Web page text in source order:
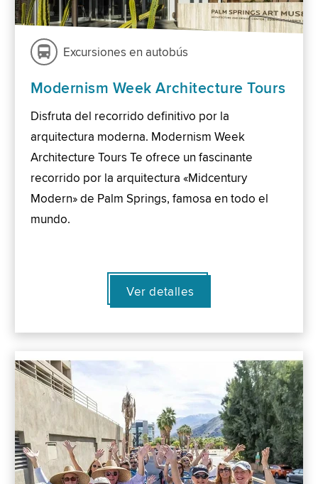
Excursiones en autobús
Modernism Week Architecture Tours
Disfruta del recorrido definitivo por la
arquitectura moderna. Modernism Week
Architecture Tours Te ofrece un fascinante
recorrido por la arquitectura «Midcentury
Modern» de Palm Springs, famosa en todo el
mundo.
Ver detalles